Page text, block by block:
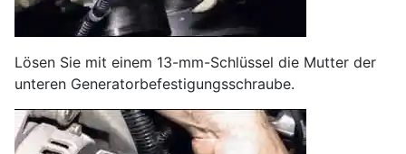
Lösen Sie mit einem 13-mm-Schlüssel die Mutter der
unteren Generatorbefestigungsschraube.